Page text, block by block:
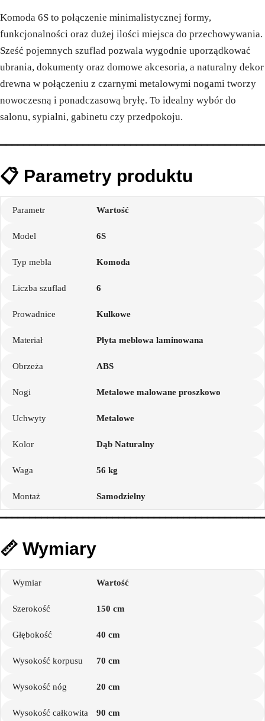
Komoda 6S to połączenie minimalistycznej formy,
funkcjonalności oraz dużej ilości miejsca do przechowywania.
Sześć pojemnych szuflad pozwala wygodnie uporządkować
ubrania, dokumenty oraz domowe akcesoria, a naturalny dekor
drewna w połączeniu z czarnymi metalowymi nogami tworzy
nowoczesną i ponadczasową bryłę. To idealny wybór do
salonu, sypialni, gabinetu czy przedpokoju.
📋 Parametry produktu
Parametr Wartość
Model 6S
Typ mebla Komoda
Liczba szuflad 6
Prowadnice Kulkowe
Materiał Płyta meblowa laminowana
Obrzeża ABS
Nogi Metalowe malowane proszkowo
Uchwyty Metalowe
Kolor Dąb Naturalny
Waga 56 kg
Montaż Samodzielny
📏 Wymiary
Wymiar Wartość
Szerokość 150 cm
Głębokość 40 cm
Wysokość korpusu 70 cm
Wysokość nóg 20 cm
Wysokość całkowita 90 cm